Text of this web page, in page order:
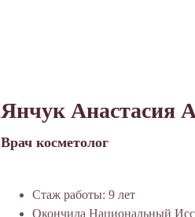
Янчук Анастасия
Врач косметолог
Стаж работы: 9 лет
Окончила Национальный